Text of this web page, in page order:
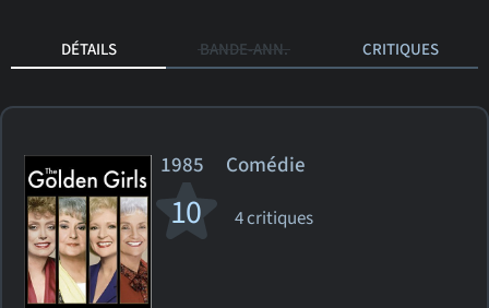
DÉTAILS BANDE-ANN. CRITIQUES
1985 Comédie
10 4 critiques